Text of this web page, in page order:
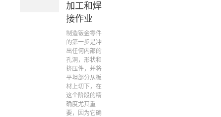
加工和焊
接作业
​制造钣金零件
的第一步是冲
出任何内部的
孔洞，形状和
挤压件，并将
平坦部分从板
材上切下，在
这个阶段的精
确度尤其重
要，因为它确